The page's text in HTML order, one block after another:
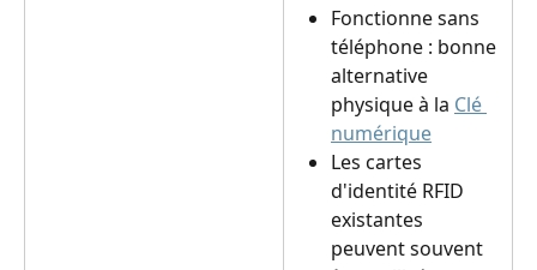
Fonctionne sans
téléphone : bonne
alternative
physique à la Clé
numérique
Les cartes
d'identité RFID
existantes
peuvent souvent